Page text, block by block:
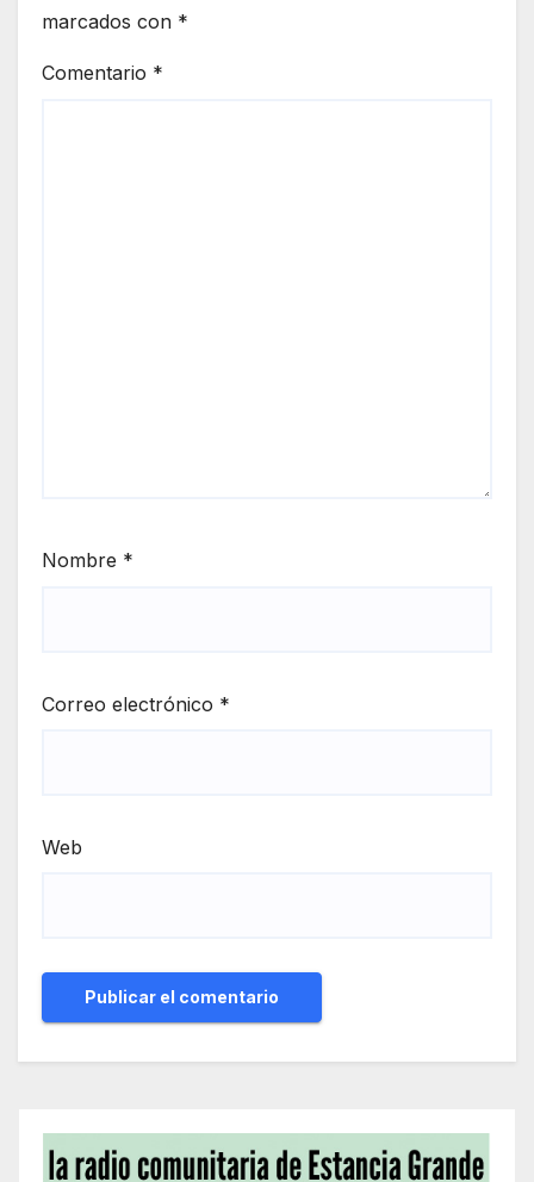
marcados con *
Comentario *
Nombre *
Correo electrónico *
Web